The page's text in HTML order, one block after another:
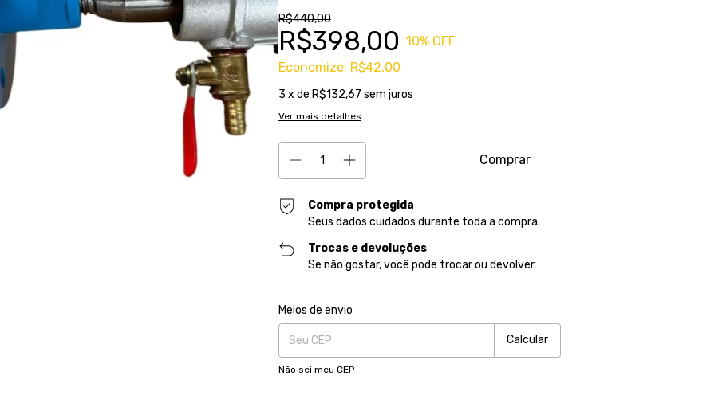
R$440,00
R$398,00 10% OFF
Economize: R$42,00
3 x de R$132,67 sem juros
Ver mais detalhes
Compra protegida
Seus dados cuidados durante toda a compra.
Trocas e devoluções
Se não gostar, você pode trocar ou devolver.
Entregas para o CEP:
Meios de envio
Calcular
Não sei meu CEP